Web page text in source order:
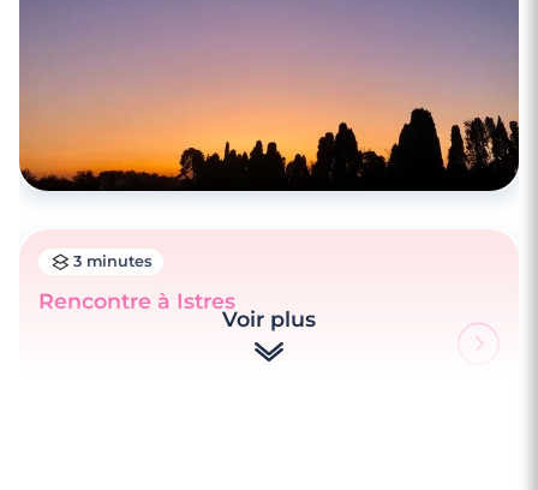
3 minutes
Rencontre à Istres
Voir plus